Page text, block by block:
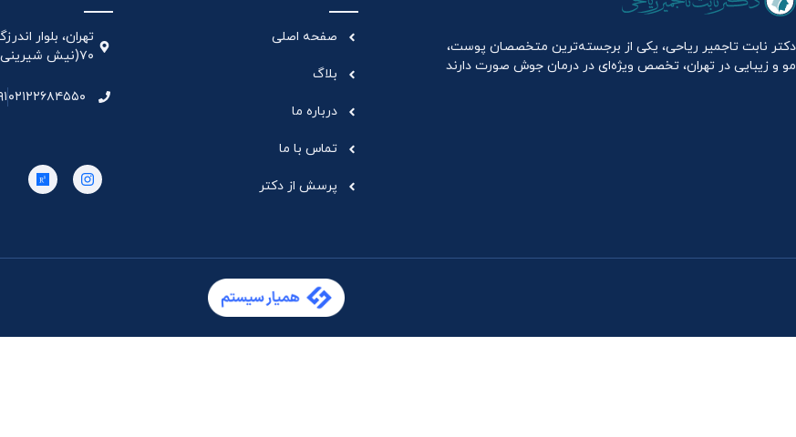
دکتر نابت تاجمیر ریاحی، یکی از برجسته‌ترین متخصصان پوست،
مو و زیبایی در تهران، تخصص ویژه‌ای در درمان جوش صورت دارند
صفحه اصلی
بلاگ
درباره ما
تماس با ما
پرسش از دکتر
تهران، بلوار
۷۰(نیش شیرینی فروشی نیشکر)، واحد ۳۳ ، طبقه ۵
۰۲۱۲۲۶۸۴۵۵۰